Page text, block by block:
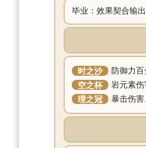
毕业：效果契合输
时之沙
防御力
空之杯
岩元素伤
理之冠
暴击伤